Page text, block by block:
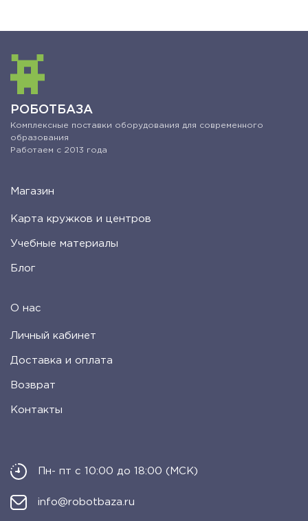
РОБОТБАЗА
Комплексные поставки оборудования для современного
образования
Работаем с 2013 года
Магазин
Карта кружков и центров
Учебные материалы
Блог
О нас
Личный кабинет
Доставка и оплата
Возврат
Контакты
Пн- пт с 10:00 до 18:00 (МСК)
info@robotbaza.ru